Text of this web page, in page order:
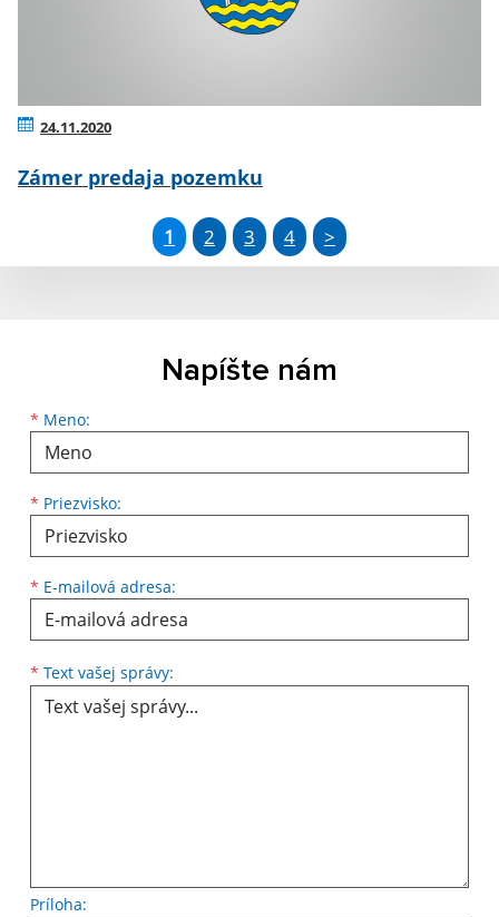
24.11.2020
Zámer predaja pozemku
1 2 3 4 >
Napíšte nám
* Meno:
Meno
* Priezvisko:
Priezvisko
* E-mailová adresa:
E-mailová adresa
* Text vašej správy:
Príloha: